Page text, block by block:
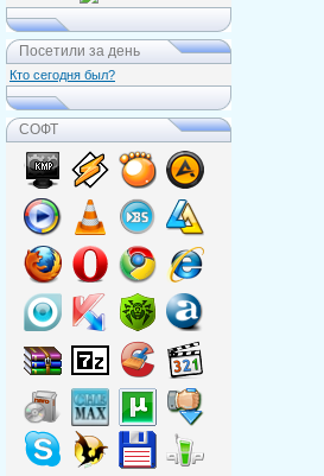
Посетили за день
Кто сегодня был?
СОФТ